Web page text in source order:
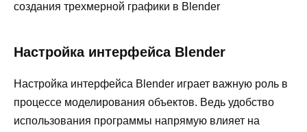
создания трехмерной графики в Blender
Настройка интерфейса Blender
Настройка интерфейса Blender играет важную роль в
процессе моделирования объектов. Ведь удобство
использования программы напрямую влияет на